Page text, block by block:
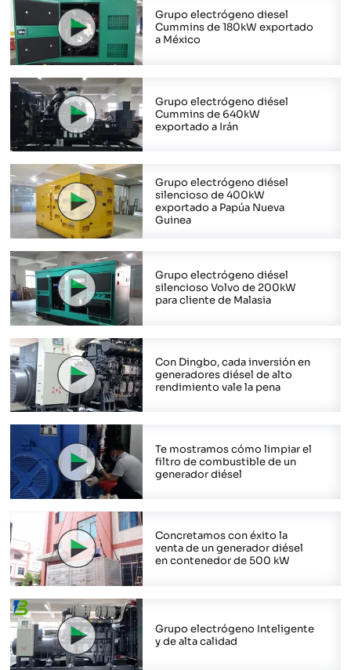
Grupo electrógeno diesel
Cummins de 180kW exportado
a México
Grupo electrógeno diésel
Cummins de 640kW
exportado a Irán
Grupo electrógeno diésel
silencioso de 400kW
exportado a Papúa Nueva
Guinea
Grupo electrógeno diésel
silencioso Volvo de 200kW
para cliente de Malasia
Con Dingbo, cada inversión en
generadores diésel de alto
rendimiento vale la pena
Te mostramos cómo limpiar el
filtro de combustible de un
generador diésel
Concretamos con éxito la
venta de un generador diésel
en contenedor de 500 kW
Grupo electrógeno Inteligente
y de alta calidad